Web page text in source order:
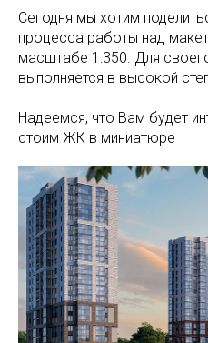
Сегодня мы хотим
процесса работы над
масштабе 1:350. Для
выполняется в высокой
Надеемся, что Вам будет
стоим ЖК в миниатюре